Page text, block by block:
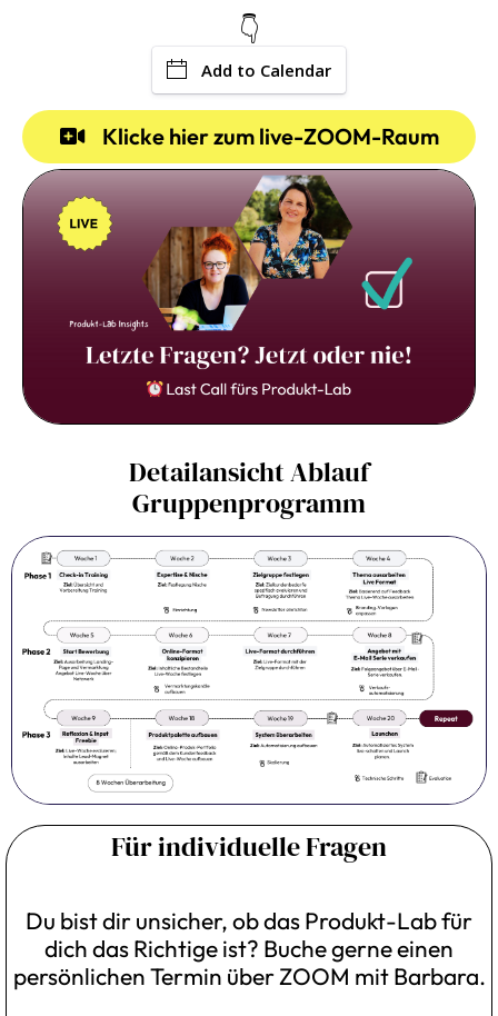
👇
Add to Calendar
Klicke hier zum live-ZOOM-Raum
Detailansicht Ablauf
Gruppenprogramm
Für individuelle Fragen
Du bist dir unsicher, ob das Produkt-Lab für
dich das Richtige ist? Buche gerne einen
persönlichen Termin über ZOOM mit Barbara.